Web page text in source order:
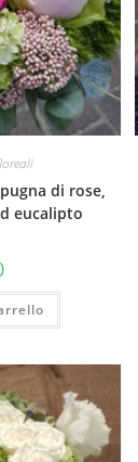
di rose,
eucalipto